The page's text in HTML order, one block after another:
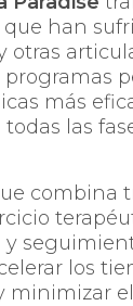
han
otras
más
las
combina
los
minimizar